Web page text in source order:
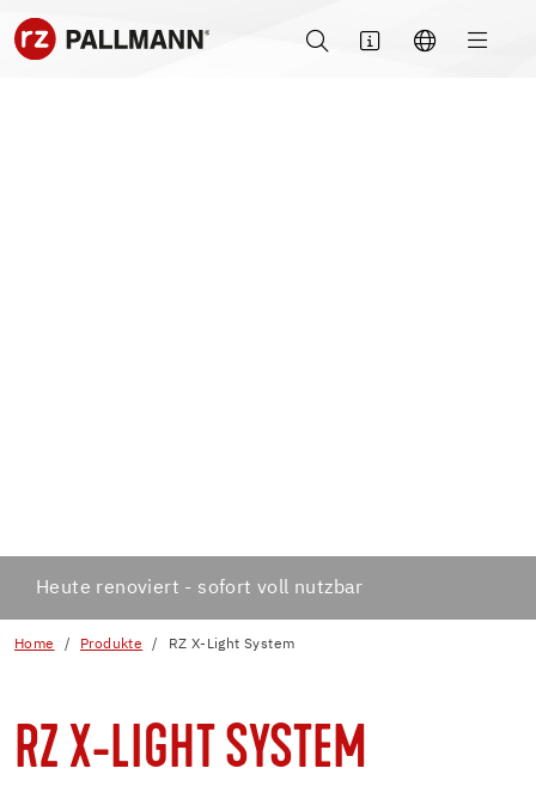
Heute renoviert - sofort voll nutzbar
Home Produkte RZ X-Light System
RZ X-LIGHT SYSTEM